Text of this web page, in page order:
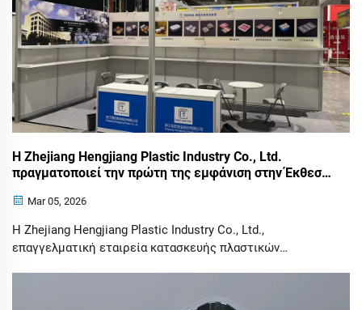
Η Zhejiang Hengjiang Plastic Industry Co., Ltd.
πραγματοποιεί την πρώτη της εμφάνιση στην Έκθεση
ποιότητας λύσεις συσκευασίας τροφίμων
Mar 05, 2026
Η Zhejiang Hengjiang Plastic Industry Co., Ltd.,
επαγγελματική εταιρεία κατασκευής πλαστικών
MoreFood Expo 2026, η οποία πραγματοποιήθηκε στο